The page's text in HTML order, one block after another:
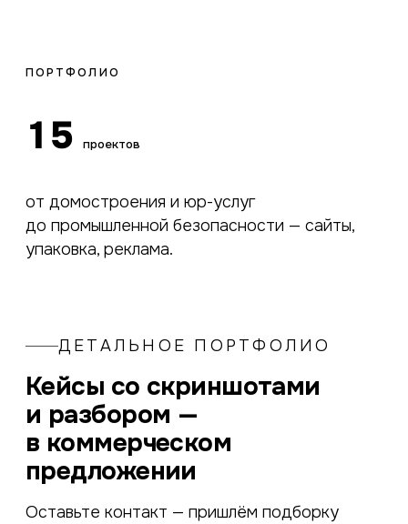
ПОРТФОЛИО
15 проектов
от домостроения и юр-услуг
до промышленной безопасности — сайты,
упаковка, реклама.
ДЕТАЛЬНОЕ ПОРТФОЛИО
Кейсы со скриншотами
и разбором —
в коммерческом
предложении
Оставьте контакт — пришлём подборку